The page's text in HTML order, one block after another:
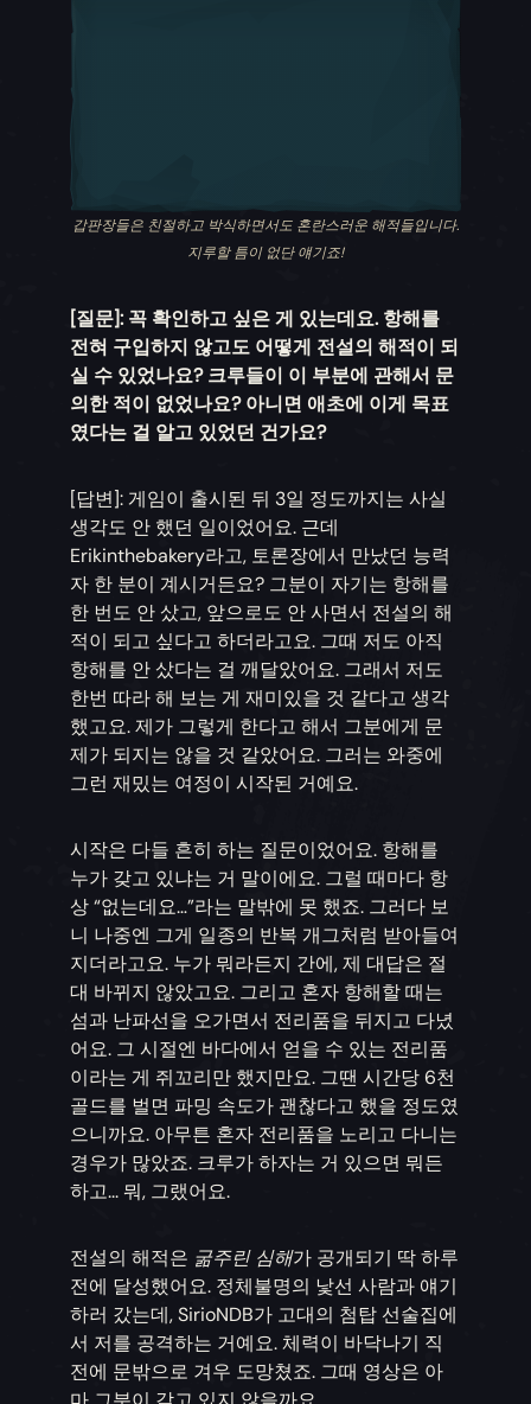
갑판장들은 친절하고 박식하면서도 혼란스러운 해적들입니다.
지루할 틈이 없단 얘기죠!
[질문]: 꼭 확인하고 싶은 게 있는데요. 항해를
전혀 구입하지 않고도 어떻게 전설의 해적이 되
실 수 있었나요? 크루들이 이 부분에 관해서 문
의한 적이 없었나요? 아니면 애초에 이게 목표
였다는 걸 알고 있었던 건가요?
[답변]: 게임이 출시된 뒤 3일 정도까지는 사실
생각도 안 했던 일이었어요. 근데
Erikinthebakery라고, 토론장에서 만났던 능력
자 한 분이 계시거든요? 그분이 자기는 항해를
한 번도 안 샀고, 앞으로도 안 사면서 전설의 해
적이 되고 싶다고 하더라고요. 그때 저도 아직
항해를 안 샀다는 걸 깨달았어요. 그래서 저도
한번 따라 해 보는 게 재미있을 것 같다고 생각
했고요. 제가 그렇게 한다고 해서 그분에게 문
제가 되지는 않을 것 같았어요. 그러는 와중에
그런 재밌는 여정이 시작된 거예요.
시작은 다들 흔히 하는 질문이었어요. 항해를
누가 갖고 있냐는 거 말이에요. 그럴 때마다 항
상 “없는데요…”라는 말밖에 못 했죠. 그러다 보
니 나중엔 그게 일종의 반복 개그처럼 받아들여
지더라고요. 누가 뭐라든지 간에, 제 대답은 절
대 바뀌지 않았고요. 그리고 혼자 항해할 때는
섬과 난파선을 오가면서 전리품을 뒤지고 다녔
어요. 그 시절엔 바다에서 얻을 수 있는 전리품
이라는 게 쥐꼬리만 했지만요. 그땐 시간당 6천
골드를 벌면 파밍 속도가 괜찮다고 했을 정도였
으니까요. 아무튼 혼자 전리품을 노리고 다니는
경우가 많았죠. 크루가 하자는 거 있으면 뭐든
하고... 뭐, 그랬어요.
전설의 해적은 굶주린 심해가 공개되기 딱 하루
전에 달성했어요. 정체불명의 낯선 사람과 얘기
하러 갔는데, SirioNDB가 고대의 첨탑 선술집에
서 저를 공격하는 거예요. 체력이 바닥나기 직
전에 문밖으로 겨우 도망쳤죠. 그때 영상은 아